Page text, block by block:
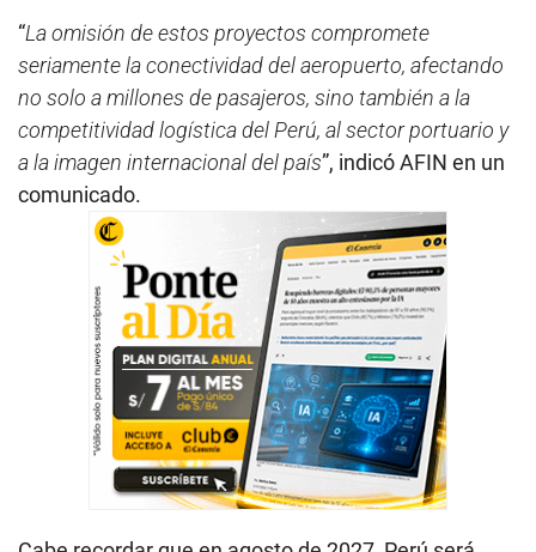
“La omisión de estos proyectos compromete
seriamente la conectividad del aeropuerto, afectando
no solo a millones de pasajeros, sino también a la
competitividad logística del Perú, al sector portuario y
a la imagen internacional del país”, indicó AFIN en un
comunicado.